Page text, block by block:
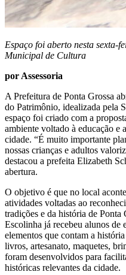
Espaço foi aberto nesta sexta-
Municipal de Cultura
por Assessoria
A Prefeitura de Ponta Grossa
do Patrimônio, idealizada pela
espaço foi criado com a
ambiente voltado à educação e
cidade. “É muito importante
nossas crianças e adultos
destacou a prefeita Elizabeth
abertura.
O objetivo é que no local
atividades voltadas ao
tradições e da história de Ponta
Escolinha já recebeu alunos de
elementos que contam a
livros, artesanato, maquetes,
foram desenvolvidos para
históricas relevantes da cidade.